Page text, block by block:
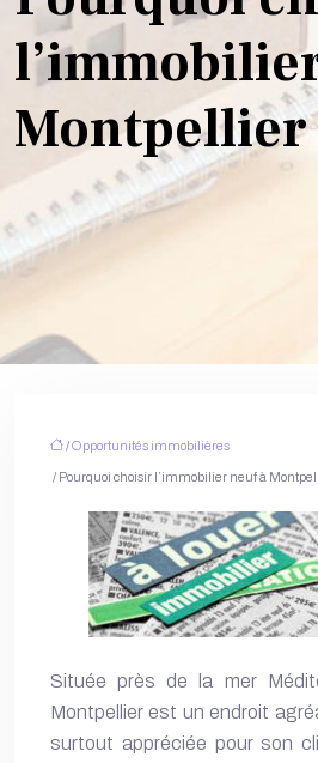
Montpellier
/Opportunités immobilières
/ Pourquoi choisir l’immobilier neuf à
Située près de la mer
Montpellier est un endroit
surtout appréciée pour son